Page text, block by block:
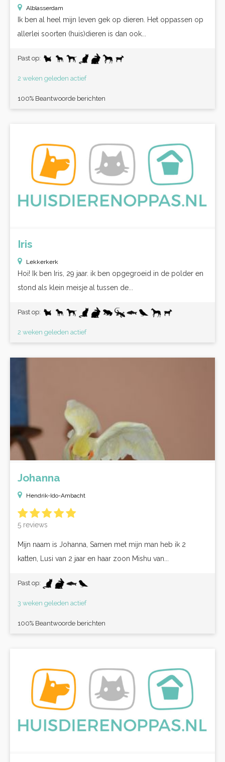
Alblasserdam
Ik ben al heel mijn leven gek op dieren. Het oppassen op
allerlei soorten (huis)dieren is dan ook...
Past op:
2 weken geleden actief
100% Beantwoorde berichten
Iris
Lekkerkerk
Hoi! Ik ben Iris, 29 jaar. ik ben opgegroeid in de polder en
stond als klein meisje al tussen de...
Past op:
2 weken geleden actief
Johanna
Hendrik-Ido-Ambacht
5 reviews
Mijn naam is Johanna, Samen met mijn man heb ik 2
katten, Lusi van 2 jaar en haar zoon Mishu van...
Past op:
3 weken geleden actief
100% Beantwoorde berichten